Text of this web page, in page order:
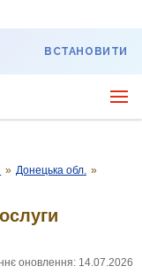
ВСТАНОВИТИ
» Донецька обл. »
оновлення: 14.07.2026